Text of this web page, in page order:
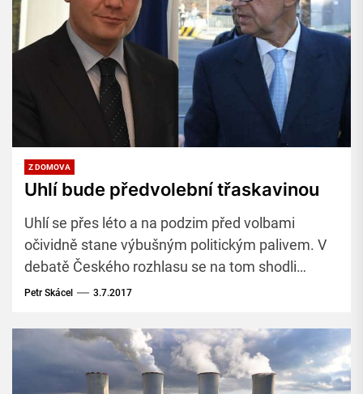
Z DOMOVA
Uhlí bude předvolební třaskavinou
Uhlí se přes léto a na podzim před volbami
očividně stane výbušným politickým palivem. V
debatě Českého rozhlasu se na tom shodli
moderátor Petr Šimůnek a analytička Jana
Petr Skácel 3.7.2017